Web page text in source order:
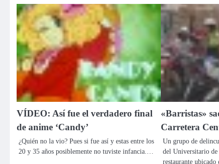
VÍDEO: Así fue el verdadero final
de anime ‘Candy’
¿Quién no la vio? Pues si fue así y estas entre los
20 y 35 años posiblemente no tuviste infancia.…
«Barristas»
Carretera
Un grupo de
del Universitario de
restaurante ubicado